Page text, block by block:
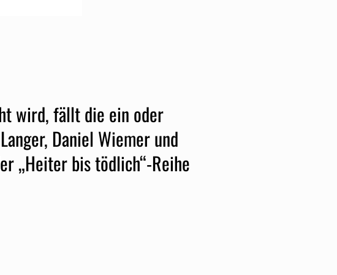
wird, fällt die ein oder
Daniel Wiemer und
„Heiter bis tödlich“-Reihe